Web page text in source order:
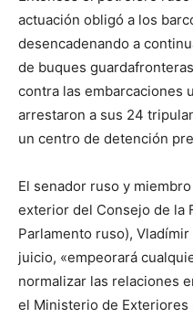
actuación obligó a los
desencadenando a
de buques
contra las embarcaciones
arrestaron a sus 24
un centro de detención
El senador ruso y
exterior del Consejo de la
Parlamento ruso),
juicio, «empeorará
normalizar las relaciones
el Ministerio de